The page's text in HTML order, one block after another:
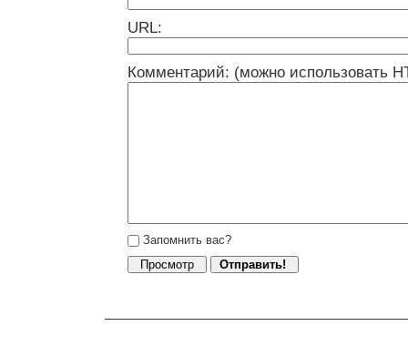
URL:
Комментарий: (можно использовать
Запомнить вас?